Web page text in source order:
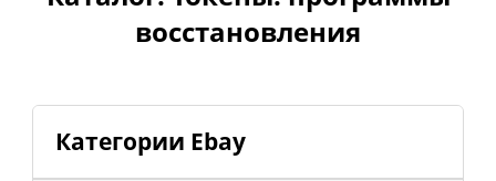
Категории Ebay
восстановления